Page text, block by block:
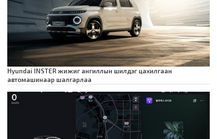
Hyundai INSTER жижиг ангиллын шилдэг цахилгаан
автомашинаар шалгарлаа